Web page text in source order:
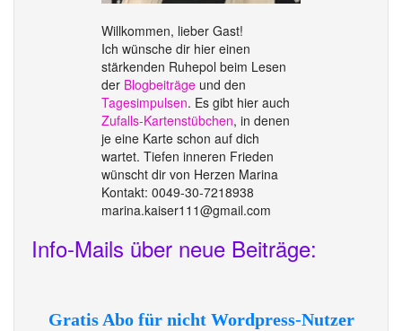
Willkommen, lieber Gast!
Ich wünsche dir hier einen
stärkenden Ruhepol beim Lesen
der Blogbeiträge und den
Tagesimpulsen. Es gibt hier auch
Zufalls-Kartenstübchen, in denen
je eine Karte schon auf dich
wartet. Tiefen inneren Frieden
wünscht dir von Herzen Marina
Kontakt: 0049-30-7218938
marina.kaiser111@gmail.com
Info-Mails über neue Beiträge:
Gratis Abo für nicht Wordpress-Nutzer